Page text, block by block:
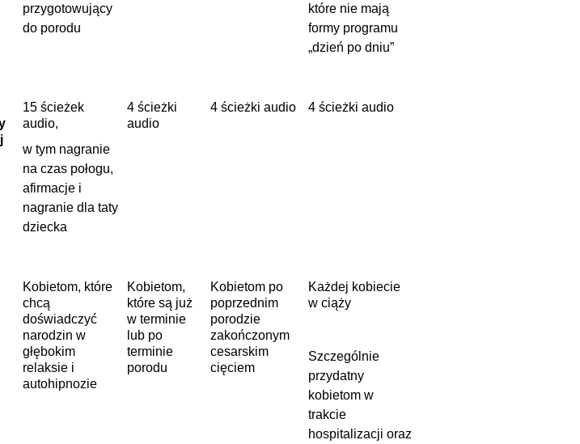
przygotowujący
do porodu
które nie mają
formy programu
„dzień po dniu”
15 ścieżek
audio,
w tym nagranie
na czas połogu,
afirmacje i
nagranie dla taty
dziecka
4 ścieżki
audio
4 ścieżki audio 4 ścieżki audio
Kobietom, które
chcą
doświadczyć
narodzin w
głębokim
relaksie i
autohipnozie
Kobietom,
które są już
w terminie
lub po
terminie
porodu
Kobietom po
poprzednim
porodzie
zakończonym
cesarskim
cięciem
Każdej kobiecie
w ciąży
Szczególnie
przydatny
kobietom w
trakcie
hospitalizacji oraz